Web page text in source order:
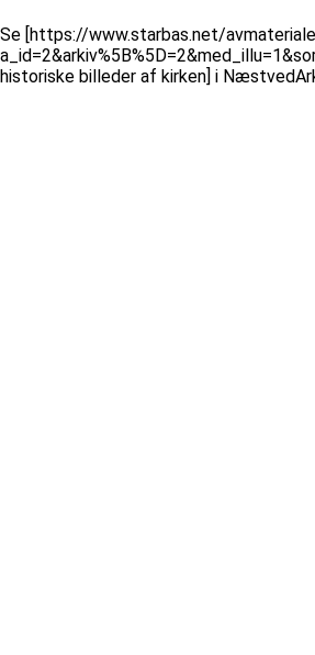
Se [https://www.starbas.net/
historiske billeder af kirken] i